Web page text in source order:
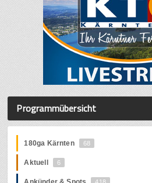
Programmübersicht
180ga Kärnten 68
Aktuell 6